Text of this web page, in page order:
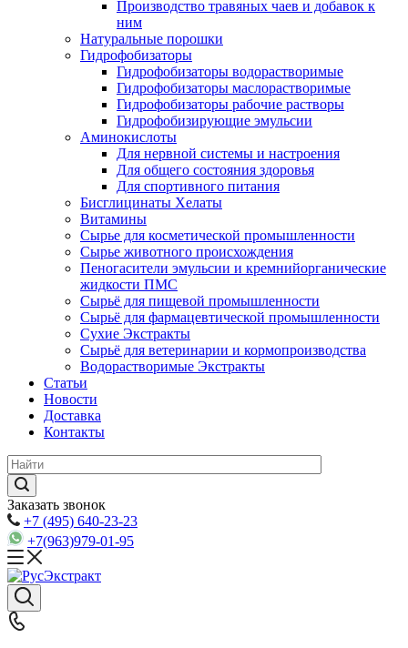
Производство травяных чаев и добавок к
ним
Натуральные порошки
Гидрофобизаторы
Гидрофобизаторы водорастворимые
Гидрофобизаторы маслорастворимые
Гидрофобизаторы рабочие растворы
Гидрофобизирующие эмульсии
Аминокислоты
Для нервной системы и настроения
Для общего состояния здоровья
Для спортивного питания
Бисглицинаты Хелаты
Витамины
Сырье для косметической промышленности
Сырье животного происхождения
Пеногасители эмульсии и кремнийорганические
жидкости ПМС
Сырьё для пищевой промышленности
Сырьё для фармацевтической промышленности
Сухие Экстракты
Сырьё для ветеринарии и кормопроизводства
Водорастворимые Экстракты
Статьи
Новости
Доставка
Контакты
Заказать звонок
+7 (495) 640-23-23
+7(963)979-01-95